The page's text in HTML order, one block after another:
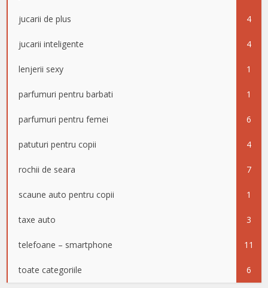
jucarii de plus 4
jucarii inteligente 4
lenjerii sexy 1
parfumuri pentru barbati 1
parfumuri pentru femei 6
patuturi pentru copii 4
rochii de seara 7
scaune auto pentru copii 1
taxe auto 3
telefoane – smartphone 11
toate categoriile 6